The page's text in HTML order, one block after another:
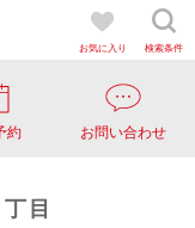
お気に入り 検索条件
約 お問い合わせ
丁目